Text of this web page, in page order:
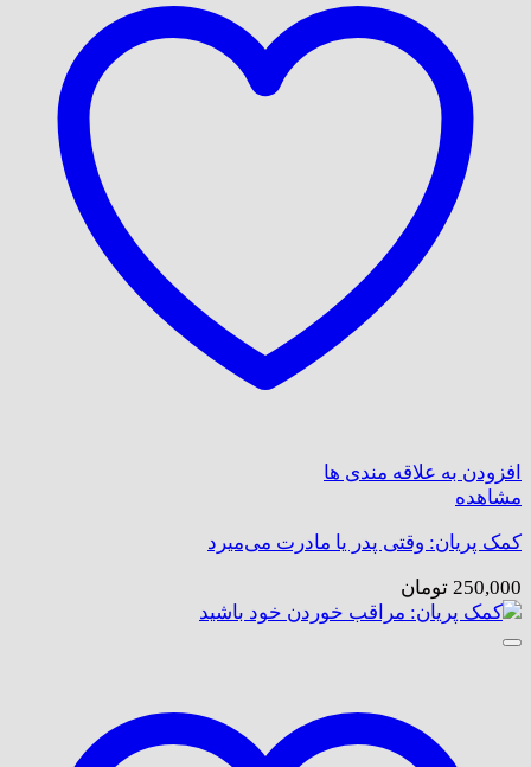
افزودن به علاقه مندی ها
مشاهده
کمک پریان: وقتی پدر یا مادرت می‌میرد
250,000 تومان